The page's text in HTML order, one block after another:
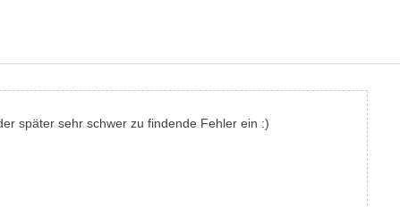
später sehr schwer zu findende Fehler ein :)